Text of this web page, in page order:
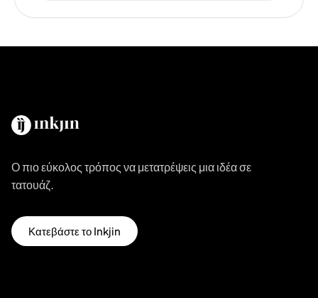
Ο πιο εύκολος τρόπος να μετατρέψεις μια ιδέα σε
τατουάζ.
Κατεβάστε το Inkjin